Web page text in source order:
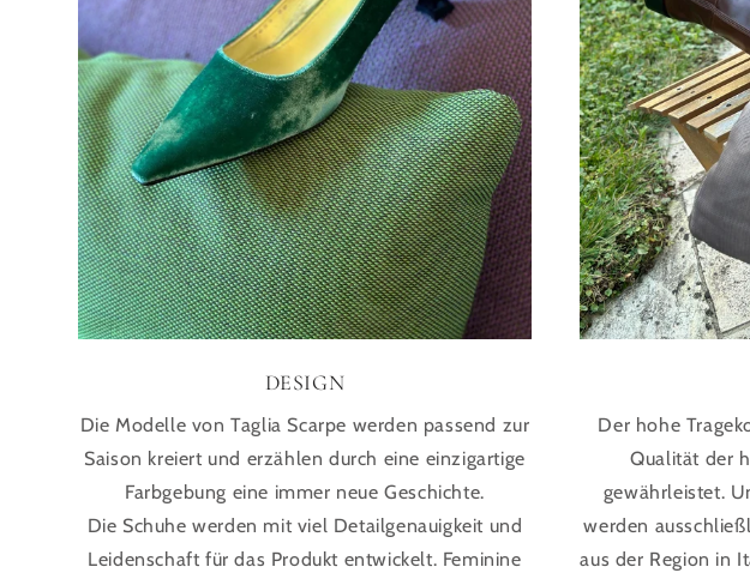
DESIGN
Die Modelle von Taglia Scarpe werden passend zur
Saison kreiert und erzählen durch eine einzigartige
Farbgebung eine immer neue Geschichte.
Die Schuhe werden mit viel Detailgenauigkeit und
Leidenschaft für das Produkt entwickelt. Feminine
Der hohe
Qualität der
gewährleistet.
werden
aus der Region in